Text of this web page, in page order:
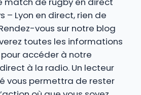
– Lyon en direct, rien de
vous sur notre blog
toutes les informations
accéder à notre
à la radio. Un lecteur
vous permettra de rester